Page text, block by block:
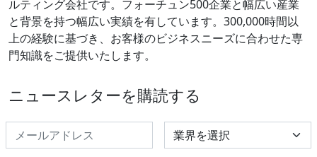
ルティング会社です。フォーチュン500企業と幅広い産業
と背景を持つ幅広い実績を有しています。300,000時間以
上の経験に基づき、お客様のビジネスニーズに合わせた専
門知識をご提供いたします。
ニュースレターを購読する
Select Industry